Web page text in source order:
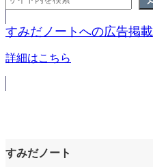
すみだノートへの広告掲載
詳細はこちら
すみだノート